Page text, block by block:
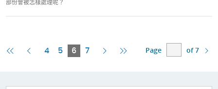
部份會被怎樣處理呢？
FirstPrevious
4 5 6Current
7
Next Last
Page of 7